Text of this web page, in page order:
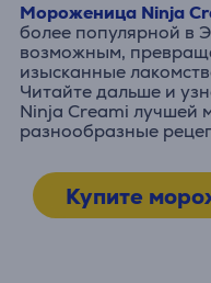
Мороженица Ninja
более популярной в
возможным,
изысканные
Читайте дальше и
Ninja Creami лучшей
разнообразные
Купите